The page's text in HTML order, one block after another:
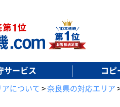
サービス コ
について>奈良県の対応エリア